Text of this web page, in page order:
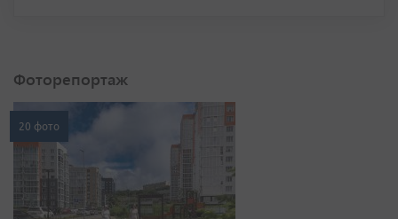
Фоторепортаж
20 фото